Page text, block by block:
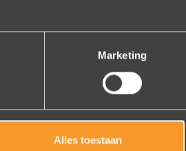
Marketing
Alles toestaan